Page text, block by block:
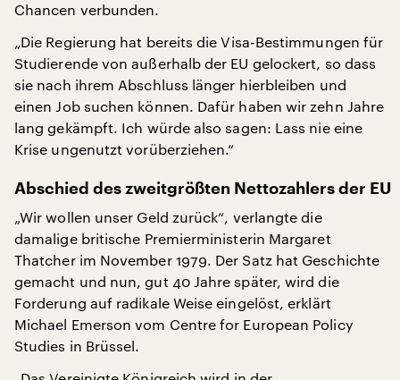
Chancen verbunden.
„Die Regierung hat bereits die Visa-Bestimmungen für
Studierende von außerhalb der EU gelockert, so dass
sie nach ihrem Abschluss länger hierbleiben und
einen Job suchen können. Dafür haben wir zehn Jahre
lang gekämpft. Ich würde also sagen: Lass nie eine
Krise ungenutzt vorüberziehen.“
Abschied des zweitgrößten Nettozahlers der EU
„Wir wollen unser Geld zurück“, verlangte die
damalige britische Premierministerin Margaret
Thatcher im November 1979. Der Satz hat Geschichte
gemacht und nun, gut 40 Jahre später, wird die
Forderung auf radikale Weise eingelöst, erklärt
Michael Emerson vom Centre for European Policy
Studies in Brüssel.